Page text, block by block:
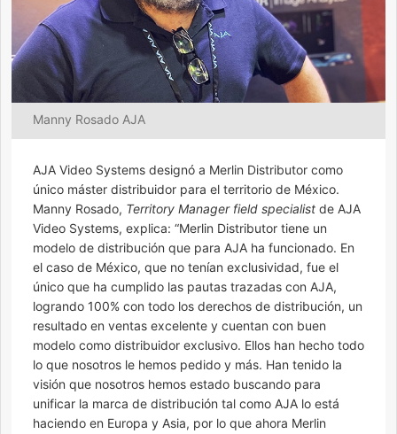
Manny Rosado AJA
AJA Video Systems designó a Merlin Distributor como
único máster distribuidor para el territorio de México.
Manny Rosado, Territory Manager field specialist de AJA
Video Systems, explica: “Merlin Distributor tiene un
modelo de distribución que para AJA ha funcionado. En
el caso de México, que no tenían exclusividad, fue el
único que ha cumplido las pautas trazadas con AJA,
logrando 100% con todo los derechos de distribución, un
resultado en ventas excelente y cuentan con buen
modelo como distribuidor exclusivo. Ellos han hecho todo
lo que nosotros le hemos pedido y más. Han tenido la
visión que nosotros hemos estado buscando para
unificar la marca de distribución tal como AJA lo está
haciendo en Europa y Asia, por lo que ahora Merlin